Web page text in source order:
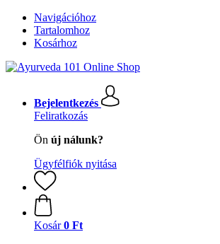
Navigációhoz
Tartalomhoz
Kosárhoz
Bejelentkezés
Feliratkozás
Ön új nálunk?
Ügyfélfiók nyitása
Kosár 0 Ft